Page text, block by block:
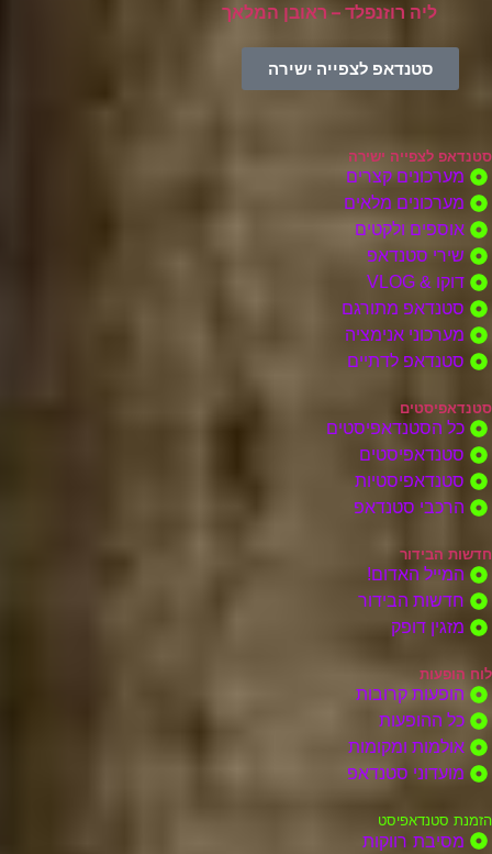
ליה רוזנפלד – ראובן המלאך
סטנדאפ לצפייה ישירה
סטנדאפ לצפייה ישירה
מערכונים קצרים
מערכונים מלאים
אוספים ולקטים
שירי סטנדאפ
דוקו & VLOG
סטנדאפ מתורגם
מערכוני אנימציה
סטנדאפ לדתיים
סטנדאפיסטים
כל הסטנדאפיסטים
סטנדאפיסטים
סטנדאפיסטיות
הרכבי סטנדאפ
חדשות הבידור
המייל האדום!
חדשות הבידור
מזגין דופק
לוח הופעות
הופעות קרובות
כל ההופעות
אולמות ומקומות
מועדוני סטנדאפ
הזמנת סטנדאפיסט
מסיבת רווקות